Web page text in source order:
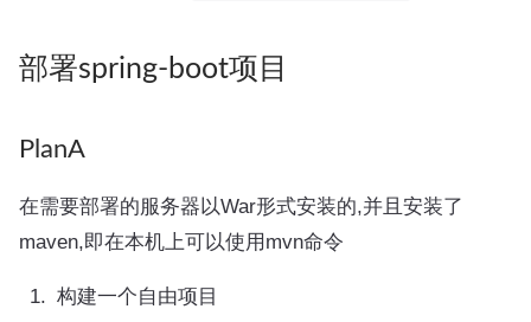
部署spring-boot项目
PlanA
在需要部署的服务器以War形式安装的,并且安装了
maven,即在本机上可以使用mvn命令
构建一个自由项目